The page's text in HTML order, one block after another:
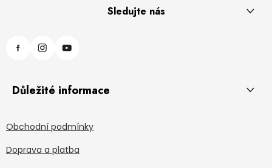
Sledujte nás
Důležité informace
Obchodní podmínky
Doprava a platba